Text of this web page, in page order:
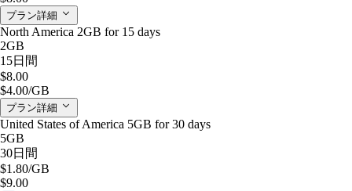
プラン詳細
North America 2GB for 15 days
2GB
15日間
$8.00
$4.00/GB
プラン詳細
United States of America 5GB for 30 days
5GB
30日間
$1.80/GB
$9.00